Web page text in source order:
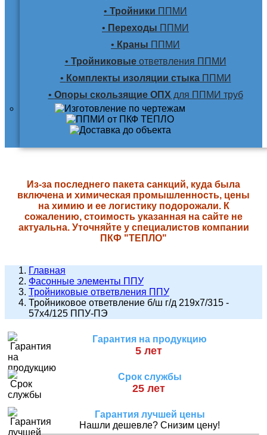
• Тройники ППМИ
• Переходы ППМИ
• Краны ППМИ
• Тройниковыеответвления ППМИ
• Комплекты изоляции стыкаППМИ
• Опоры скользящие ОПХ для ППМИ труб
Из-за последнего пакета санкций, куда была
включена и химическая промышленность, цены
на химию и ее логистику подорожали. К
сожалению, стоимость указанная на сайте не
актуальна. Уточняйте у специалистов компании
ПКФ "ТЕПЛО"
Главная
Фасонные элементы ППУ
Тройниковые ответвления ППУ
Тройниковое ответвление б/ш г/д 219х7/315 -
57х4/125 ППУ-ПЭ
Гарантия на продукцию
5 лет
Срок службы
25 лет
Гарантия лучшей цены
Нашли дешевле? Снизим цену!